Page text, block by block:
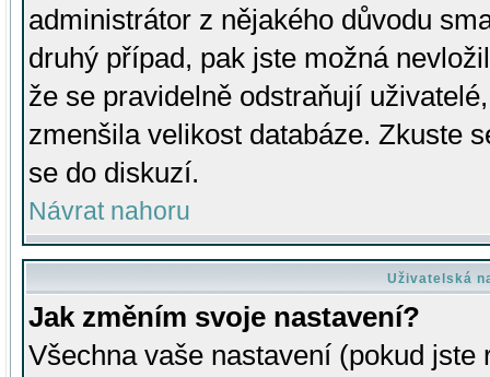
administrátor z nějakého důvodu
druhý případ, pak jste možná
že se pravidelně odstraňují
zmenšila velikost databáze. Zkuste
se do diskuzí.
Návrat nahoru
Uživatelská
Jak změním svoje nastavení?
Všechna vaše nastavení (pokud